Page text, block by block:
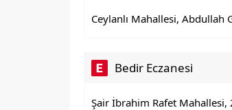
Ceylanlı Mahallesi, Abdullah
Bedir Eczanesi
Şair İbrahim Rafet Mahallesi,